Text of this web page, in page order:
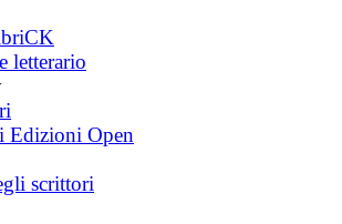
letterario
Edizioni Open
scrittori